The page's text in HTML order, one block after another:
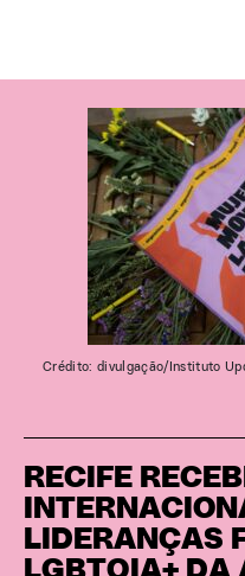
RECIFE
LIDERANÇAS
Crédito: divulgação/Instituto